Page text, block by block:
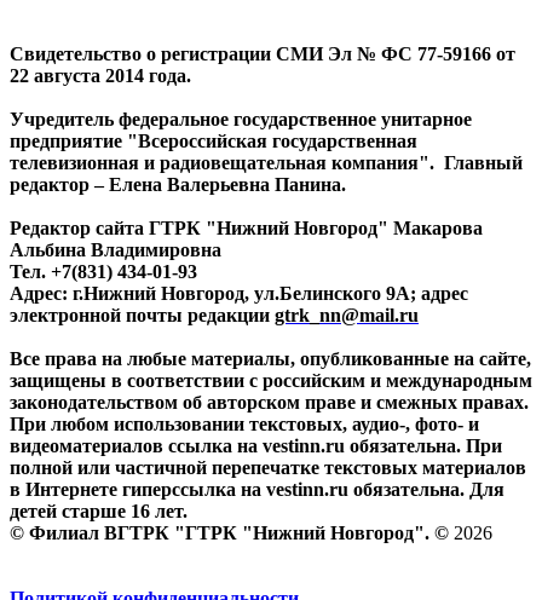
Свидетельство о регистрации СМИ Эл № ФС 77-59166 от
22 августа 2014 года.
Учредитель федеральное государственное унитарное
предприятие "Всероссийская государственная
телевизионная и радиовещательная компания". Главный
редактор – Елена Валерьевна Панина.
Редактор сайта ГТРК "Нижний Новгород" Макарова
Альбина Владимировна
Тел. +7(831) 434-01-93
Адрес: г.Нижний Новгород, ул.Белинского 9А; адрес
электронной почты редакции gtrk_nn@mail.ru
Все права на любые материалы, опубликованные на сайте,
защищены в соответствии с российским и международным
законодательством об авторском праве и смежных правах.
При любом использовании текстовых, аудио-, фото- и
видеоматериалов ссылка на vestinn.ru обязательна. При
полной или частичной перепечатке текстовых материалов
в Интернете гиперссылка на vestinn.ru обязательна. Для
детей старше 16 лет.
© Филиал ВГТРК "ГТРК "Нижний Новгород". © 2026